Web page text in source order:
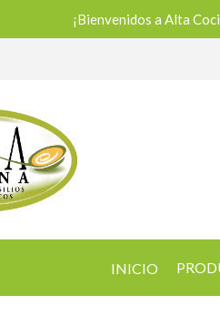
¡Bienvenidos a Alta
INICIO